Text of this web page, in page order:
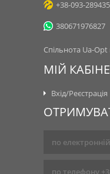
+38-093-
380671976827
Спільнота Ua-Opt
МІЙ
Вхід/Реєстрація